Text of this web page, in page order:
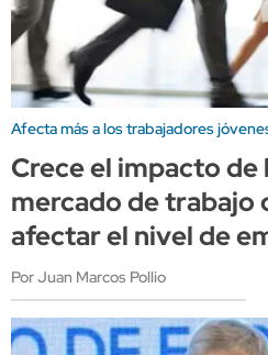
Afecta más a los trabajadores
Crece el impacto de
mercado de trabajo
afectar el nivel de
Por Juan Marcos Pollio